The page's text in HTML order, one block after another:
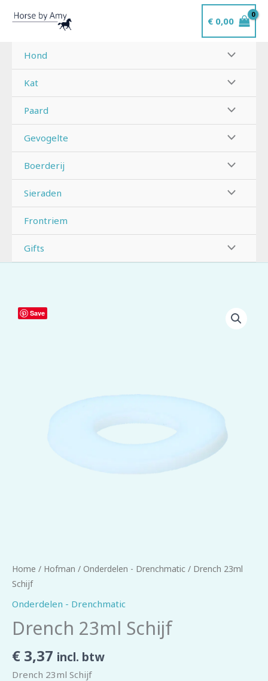
naar
inhoud
€0,00
Hond
Kat
Paard
Gevogelte
Boerderij
Sieraden
Frontriem
Gifts
Save
Home / Hofman / Onderdelen - Drenchmatic / Drench 23ml
Schijf
Onderdelen - Drenchmatic
Drench 23ml Schijf
€ 3,37 incl. btw
Drench 23ml Schijf
Drench
23ml